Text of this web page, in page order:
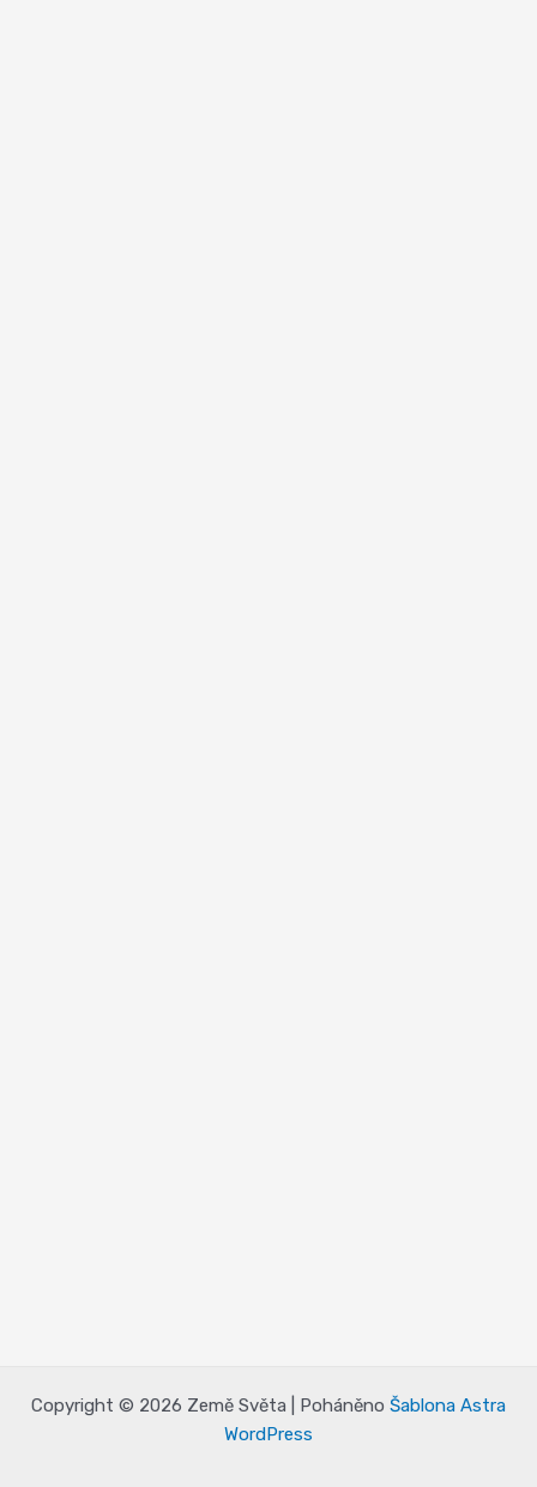
Copyright © 2026 Země Světa | Poháněno Šablona Astra
WordPress